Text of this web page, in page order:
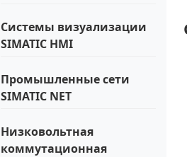
Системы визуализации
SIMATIC HMI
Промышленные сети
SIMATIC NET
Низковольтная
коммутационная